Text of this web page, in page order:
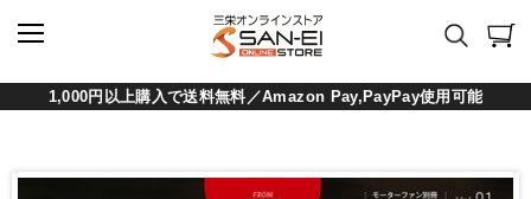
1,000円以上購入で送料無料／Amazon Pay,PayPay使用可能